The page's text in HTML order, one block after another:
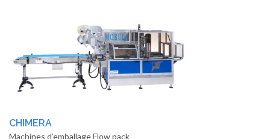
CHIMERA
Machines d’emballage Flow pack